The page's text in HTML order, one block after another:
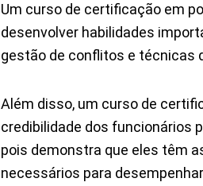
Um curso de certificação em
desenvolver habilidades
gestão de conflitos e técnicas
Além disso, um curso de
credibilidade dos funcionários
pois demonstra que eles têm
necessários para